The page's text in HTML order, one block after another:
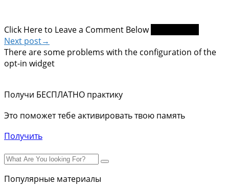
Click Here to Leave a Comment Below
Next post→
There are some problems with the configuration of the
opt-in widget
Получи БЕСПЛАТНО практику
Это поможет тебе активировать твою память
Получить
Популярные материалы